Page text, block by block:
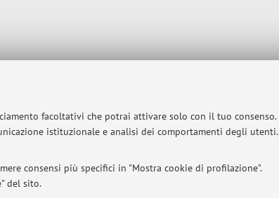
facoltativi che potrai attivare solo con il tuo consenso.
istituzionale e analisi dei comportamenti degli utenti.
consensi più specifici in "Mostra cookie di profilazione".
del sito.